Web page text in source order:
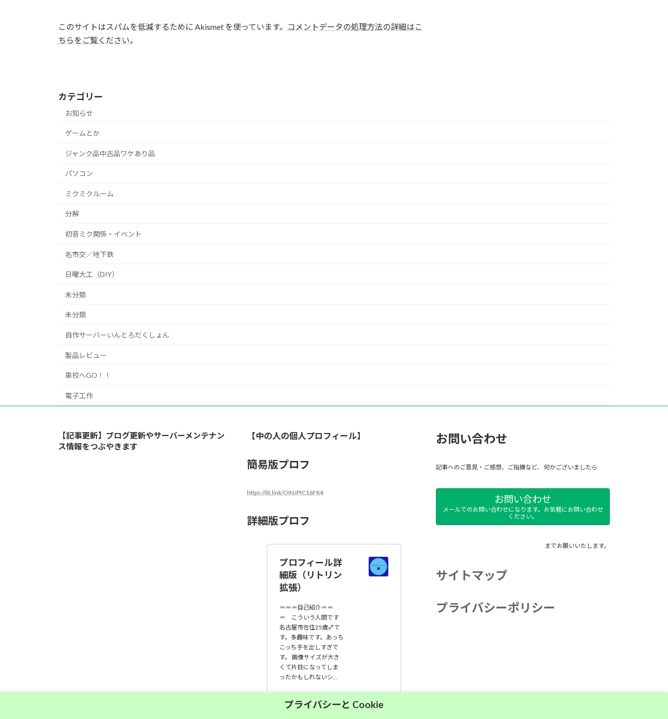
このサイトはスパムを低減するために Akismet を使っています。
コメントデータの処理方法の詳細はこ
ちらをご覧ください。
カテゴリー
お知らせ
ゲームとか
ジャンク品中古品ワケあり品
パソコン
ミクミクルーム
分解
初音ミク関係・イベント
名市交／地下鉄
日曜大工（DIY）
未分類
未分類
自作サーバーいんとろだくしょん
製品レビュー
車校へGO！！
電子工作
【記事更新】ブログ更新やサーバーメンテナン
ス情報をつぶやきます
【中の人の個人プロフィール】
簡易版プロフ
https://lit.link/OINJPIC16F84
詳細版プロフ
プロフィール詳
細版（リトリン
拡張）
＝＝＝自己紹介＝＝
＝ こういう人間です
名古屋市在住25歳♂で
す。多趣味です。あっち
こっち手を出しすぎで
す。 画像サイズが大き
くて片目になってしま
ったかもしれないシ…
大須中毒名古屋人
のブログ
お問い合わせ
記事へのご意見・ご感想、ご指摘など、 何かございましたら
お問い合わせ
メールでのお問い合わせになります。お気軽にお問い合わせ
ください。
までお願いいたします。
サイトマップ
プライバシーポリシー
プライバシーと Cookie